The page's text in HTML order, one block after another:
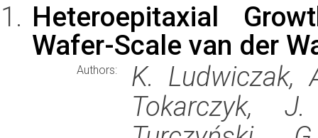
Heteroepitaxial
Wafer-Scale van der
Authors:
K. Ludwiczak,
Tokarczyk,